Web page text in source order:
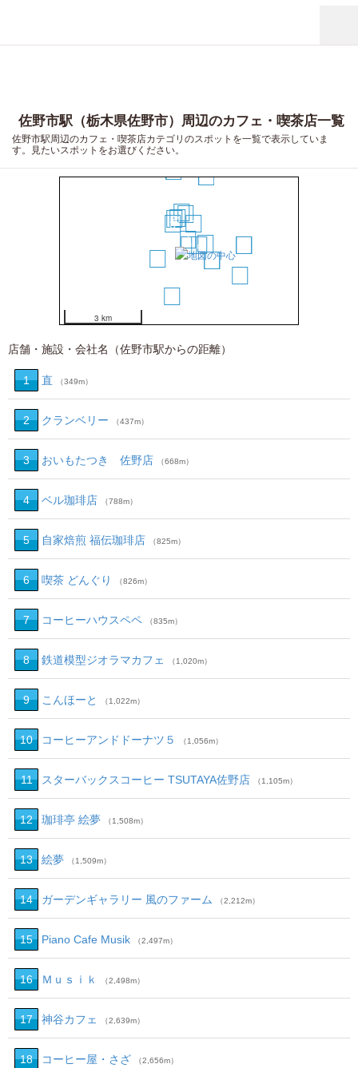
佐野市駅（栃木県佐野市）周辺のカフェ・喫茶店一覧
佐野市駅周辺のカフェ・喫茶店カテゴリのスポットを一覧で表示していま
す。見たいスポットをお選びください。
1
2
3
4
5
6
7
9
10
12
13
17
18
19
3 km
店舗・施設・会社名（佐野市駅からの距離）
1 直 （349m）
2 クランベリー （437m）
3 おいもたつき 佐野店 （668m）
4 ベル珈琲店 （788m）
5 自家焙煎 福伝珈琲店 （825m）
6 喫茶 どんぐり （826m）
7 コーヒーハウスペペ （835m）
8 鉄道模型ジオラマカフェ （1,020m）
9 こんほーと （1,022m）
10 コーヒーアンドドーナツ５ （1,056m）
11 スターバックスコーヒー TSUTAYA佐野店 （1,105m）
12 珈琲亭 絵夢 （1,508m）
13 絵夢 （1,509m）
14 ガーデンギャラリー 風のファーム （2,212m）
15 Piano Cafe Musik （2,497m）
16 Ｍｕｓｉｋ （2,498m）
17 神谷カフェ （2,639m）
18 コーヒー屋・さざ （2,656m）